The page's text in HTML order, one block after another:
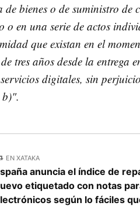
bienes o de suministro de
en una serie de actos
que existan en el
tres años desde la entrega
digitales, sin
EN XATAKA
anuncia el índice de
etiquetado con notas
según lo fáciles